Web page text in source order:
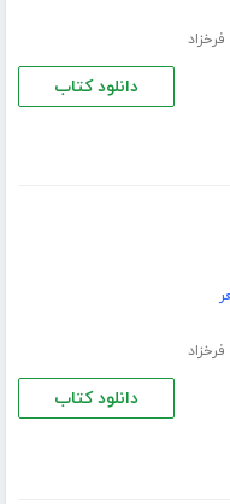
دانلود کتاب
دانلود کتاب